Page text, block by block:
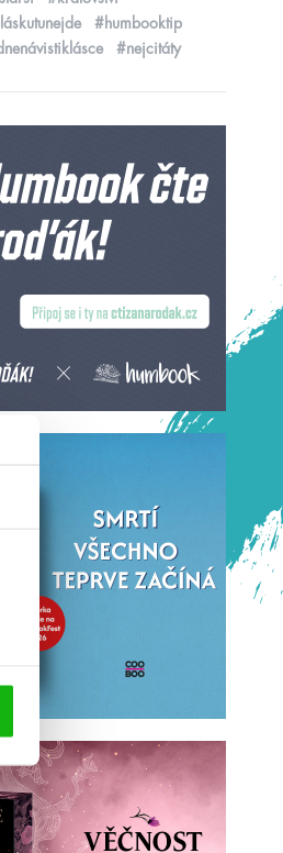
#humbooktip
#nejcitáty